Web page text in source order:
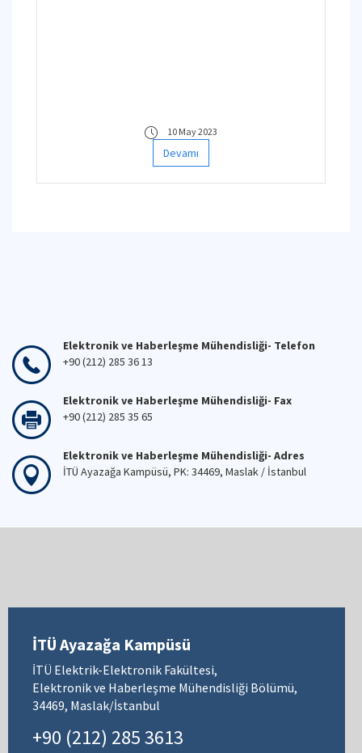
10 May 2023
Devamı
Elektronik ve Haberleşme Mühendisliği- Telefon
+90 (212) 285 36 13
Elektronik ve Haberleşme Mühendisliği- Fax
+90 (212) 285 35 65
Elektronik ve Haberleşme Mühendisliği- Adres
İTÜ Ayazağa Kampüsü, PK: 34469, Maslak / İstanbul
İTÜ Ayazağa Kampüsü
İTÜ Elektrik-Elektronik Fakültesi,
Elektronik ve Haberleşme Mühendisliği Bölümü,
34469, Maslak/İstanbul
+90 (212) 285 3613